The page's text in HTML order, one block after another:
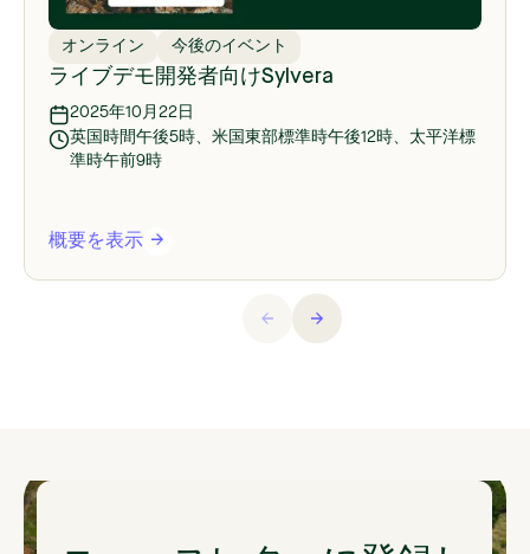
オンライン 今後のイベント
ライブデモ開発者向けSylvera
2025年10月22日
英国時間午後5時、米国東部標準時午後12時、太平洋標
準時午前9時
概要を表示